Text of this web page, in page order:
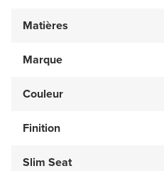
Matières
Marque
Couleur
Finition
Slim Seat